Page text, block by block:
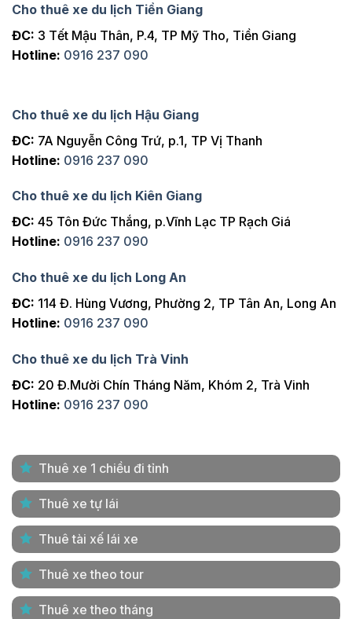
Cho thuê xe du lịch Tiền Giang
ĐC: 3 Tết Mậu Thân, P.4, TP Mỹ Tho, Tiền Giang
Hotline: 0916 237 090
Cho thuê xe du lịch Hậu Giang
ĐC: 7A Nguyễn Công Trứ, p.1, TP Vị Thanh
Hotline: 0916 237 090
Cho thuê xe du lịch Kiên Giang
ĐC: 45 Tôn Đức Thắng, p.Vĩnh Lạc TP Rạch Giá
Hotline: 0916 237 090
Cho thuê xe du lịch Long An
ĐC: 114 Đ. Hùng Vương, Phường 2, TP Tân An, Long An
Hotline: 0916 237 090
Cho thuê xe du lịch Trà Vinh
ĐC: 20 Đ.Mười Chín Tháng Năm, Khóm 2, Trà Vinh
Hotline: 0916 237 090
Thuê xe 1 chiều đi tỉnh
Thuê xe tự lái
Thuê tài xế lái xe
Thuê xe theo tour
Thuê xe theo tháng